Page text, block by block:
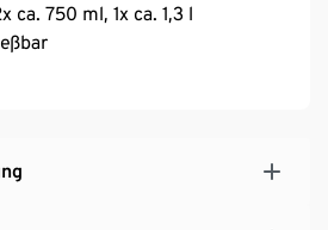
ca. 750 ml, 1x ca. 1,3 l